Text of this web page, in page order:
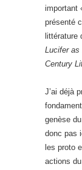
important
présenté
littérature
Lucifer as
Century
J’ai déjà
genèse
donc pas
les proto
actions